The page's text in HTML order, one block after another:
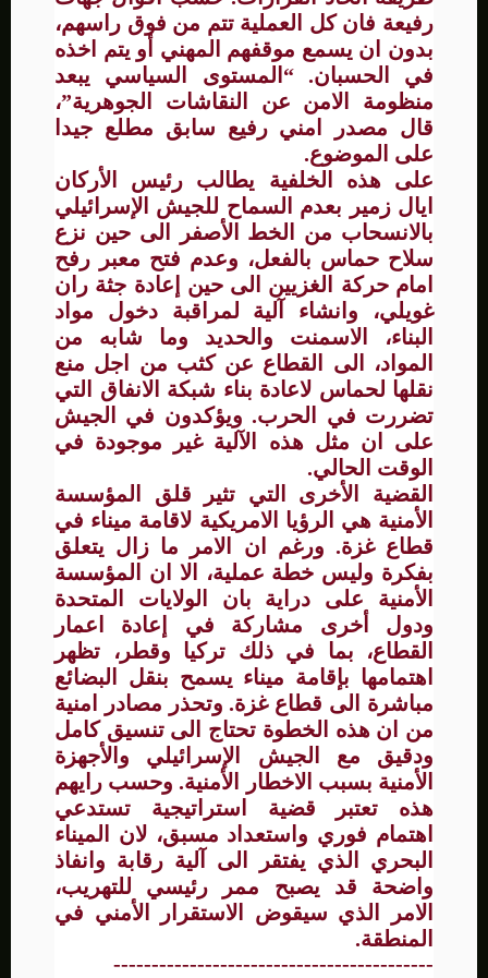
رفيعة فان كل العملية تتم من فوق راسهم،
بدون ان يسمع موقفهم المهني أو يتم اخذه
في الحسبان. “المستوى السياسي يبعد
منظومة الامن عن النقاشات الجوهرية”،
قال مصدر امني رفيع سابق مطلع جيدا
على الموضوع.
على هذه الخلفية يطالب رئيس الأركان
ايال زمير بعدم السماح للجيش الإسرائيلي
بالانسحاب من الخط الأصفر الى حين نزع
سلاح حماس بالفعل، وعدم فتح معبر رفح
امام حركة الغزيين الى حين إعادة جثة ران
غويلي، وانشاء آلية لمراقبة دخول مواد
البناء، الاسمنت والحديد وما شابه من
المواد، الى القطاع عن كثب من اجل منع
نقلها لحماس لاعادة بناء شبكة الانفاق التي
تضررت في الحرب. ويؤكدون في الجيش
على ان مثل هذه الآلية غير موجودة في
الوقت الحالي.
القضية الأخرى التي تثير قلق المؤسسة
الأمنية هي الرؤيا الامريكية لاقامة ميناء في
قطاع غزة. ورغم ان الامر ما زال يتعلق
بفكرة وليس خطة عملية، الا ان المؤسسة
الأمنية على دراية بان الولايات المتحدة
ودول أخرى مشاركة في إعادة اعمار
القطاع، بما في ذلك تركيا وقطر، تظهر
اهتمامها بإقامة ميناء يسمح بنقل البضائع
مباشرة الى قطاع غزة. وتحذر مصادر امنية
من ان هذه الخطوة تحتاج الى تنسيق كامل
ودقيق مع الجيش الإسرائيلي والأجهزة
الأمنية بسبب الاخطار الأمنية. وحسب رايهم
هذه تعتبر قضية استراتيجية تستدعي
اهتمام فوري واستعداد مسبق، لان الميناء
البحري الذي يفتقر الى آلية رقابة وانفاذ
واضحة قد يصبح ممر رئيسي للتهريب،
الامر الذي سيقوض الاستقرار الأمني في
المنطقة.
------------------------------------------